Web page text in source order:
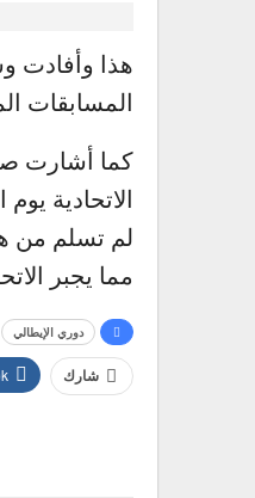
هذا وأفادت
المسابقات
كما أشارت
الاتحادية
لم تسلم من
مما يجبر
دوري الإيطالي
شارك